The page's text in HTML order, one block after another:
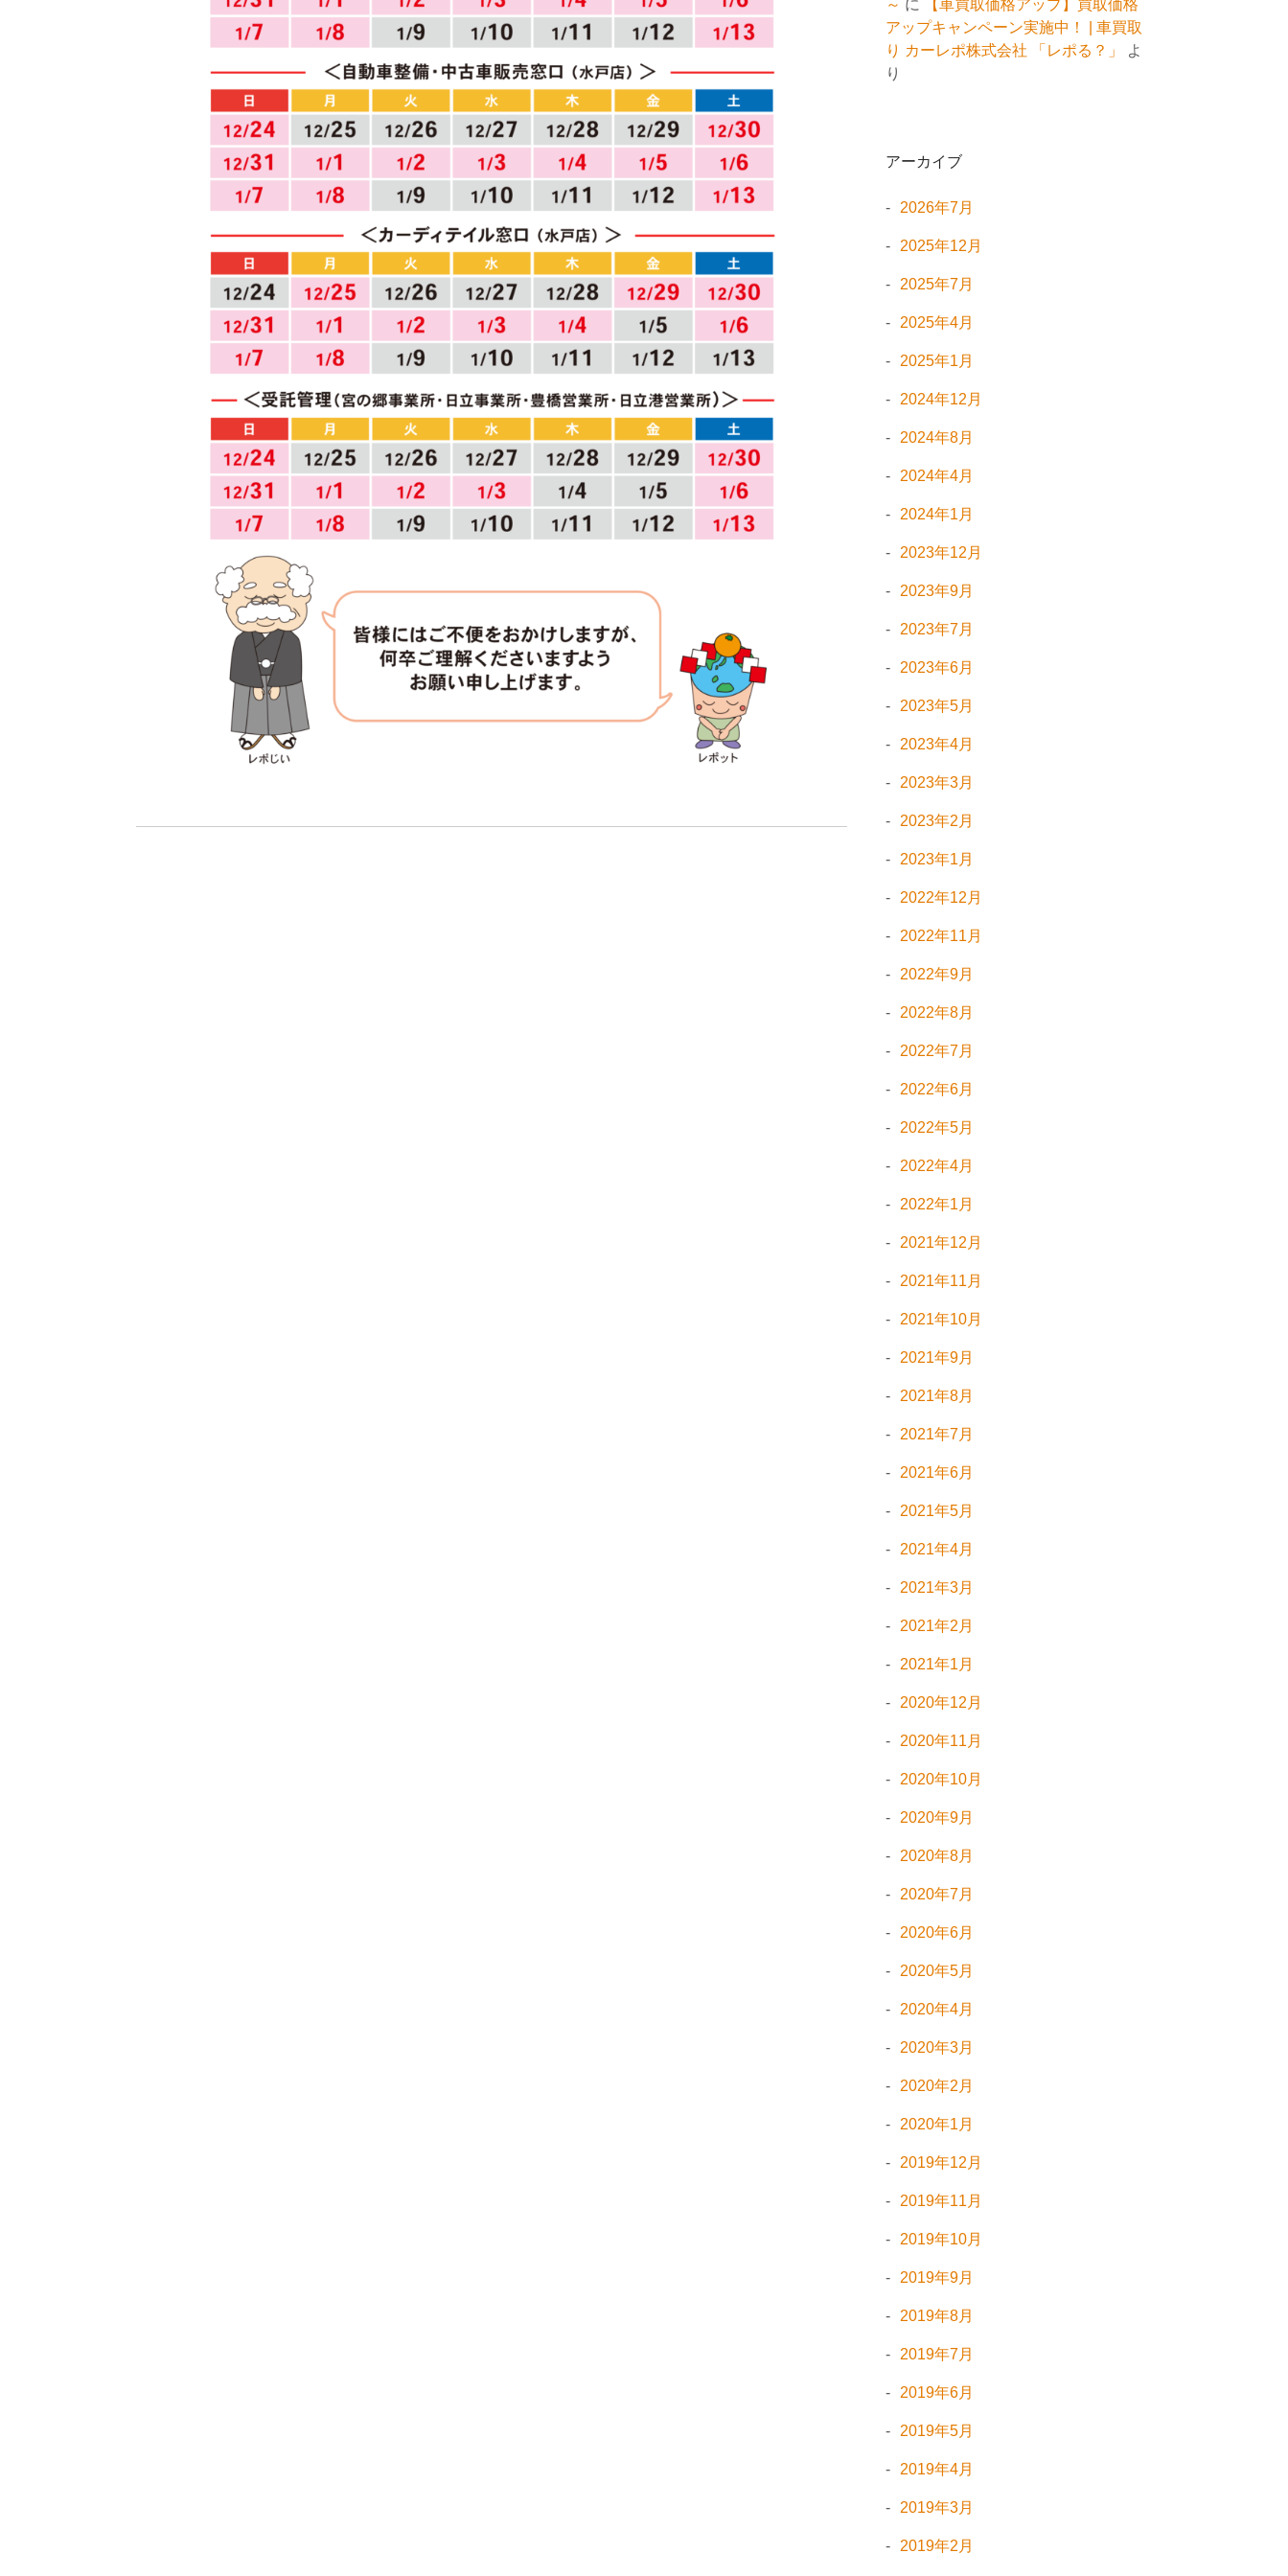
～ に
【車買取価格アップ】買取価格
アップキャンペーン実施中！ | 車買取
り カーレポ株式会社 「レポる？」
よ
り
アーカイブ
2026年7月
2025年12月
2025年7月
2025年4月
2025年1月
2024年12月
2024年8月
2024年4月
2024年1月
2023年12月
2023年9月
2023年7月
2023年6月
2023年5月
2023年4月
2023年3月
2023年2月
2023年1月
2022年12月
2022年11月
2022年9月
2022年8月
2022年7月
2022年6月
2022年5月
2022年4月
2022年1月
2021年12月
2021年11月
2021年10月
2021年9月
2021年8月
2021年7月
2021年6月
2021年5月
2021年4月
2021年3月
2021年2月
2021年1月
2020年12月
2020年11月
2020年10月
2020年9月
2020年8月
2020年7月
2020年6月
2020年5月
2020年4月
2020年3月
2020年2月
2020年1月
2019年12月
2019年11月
2019年10月
2019年9月
2019年8月
2019年7月
2019年6月
2019年5月
2019年4月
2019年3月
2019年2月